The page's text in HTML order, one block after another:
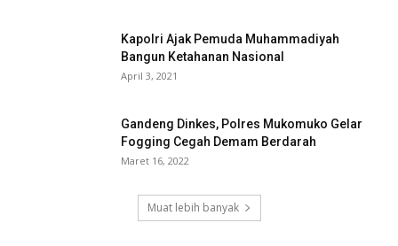
Kapolri Ajak Pemuda Muhammadiyah
Bangun Ketahanan Nasional
April 3, 2021
Gandeng Dinkes, Polres Mukomuko Gelar
Fogging Cegah Demam Berdarah
Maret 16, 2022
Muat lebih banyak